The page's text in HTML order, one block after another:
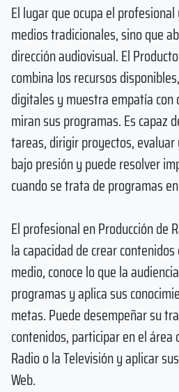
El lugar que ocupa el
medios tradicionales, sino que
dirección audiovisual. El
combina los recursos
digitales y muestra empatía con
miran sus programas. Es capaz
tareas, dirigir proyectos,
bajo presión y puede resolver
cuando se trata de programas
El profesional en Producción de
la capacidad de crear
medio, conoce lo que la
programas y aplica sus
metas. Puede desempeñar su
contenidos, participar en el área
Radio o la Televisión y aplicar
Web.